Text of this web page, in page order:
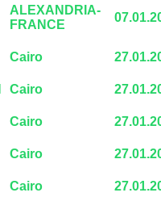
ALEXANDRIA-
FRANCE
Cairo
Cairo
Cairo
Cairo
Cairo